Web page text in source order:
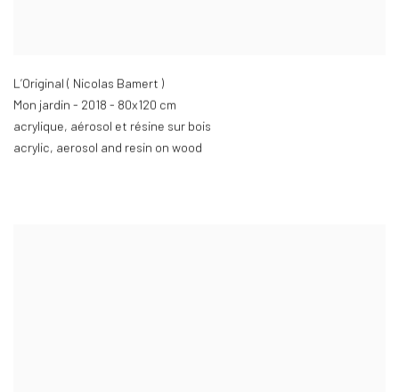
L’Original ( Nicolas Bamert )
Mon jardin - 2018 - 80x120 cm
acrylique, aérosol et résine sur bois
acrylic, aerosol and resin on wood